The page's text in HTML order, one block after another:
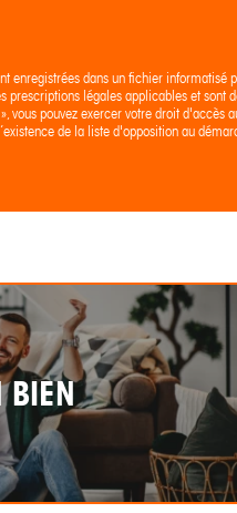
enregistrées dans un fichier informatisé
prescriptions légales applicables et sont
vous pouvez exercer votre droit
de la liste d'opposition au
BIEN